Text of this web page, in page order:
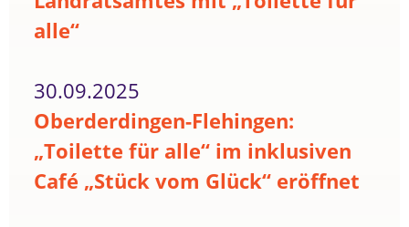
alle“
30.09.2025
Oberderdingen-Flehingen:
„Toilette für alle“ im inklusiven
Café „Stück vom Glück“ eröffnet